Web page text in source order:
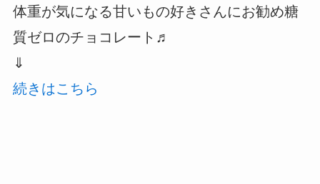
体重が気になる甘いもの好きさんにお勧め糖
質ゼロのチョコレート♬
⇓
続きはこちら